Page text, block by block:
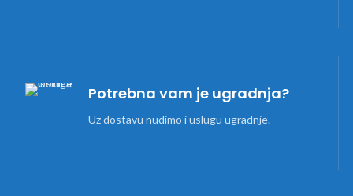
Potrebna vam je ugradnja?
Uz dostavu nudimo i uslugu ugradnje.